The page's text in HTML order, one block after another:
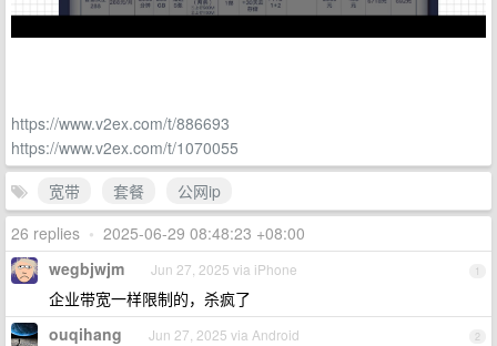
https://www.v2ex.com/t/886693
https://www.v2ex.com/t/1070055
宽带
套餐
公网ip
26 replies • 2025-06-29 08:48:23 +08:00
1
wegbjwjm Jun 27, 2025 via iPhone
企业带宽一样限制的，杀疯了
2
ouqihang Jun 27, 2025 via Android